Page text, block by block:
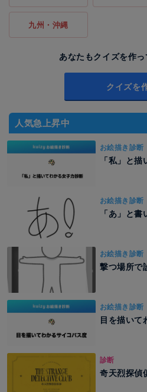
九州・沖縄
あなたもクイズを作
クイズを
人気急上昇中
お絵描き診断
「私」と
お絵描き診断
「あ」と
お絵描き診断
撃つ場所で
お絵描き診断
目を描いて
診断
奇天烈探偵